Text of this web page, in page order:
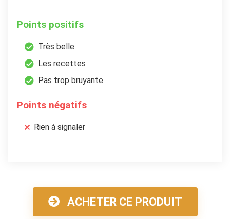
Points positifs
Très belle
Les recettes
Pas trop bruyante
Points négatifs
Rien à signaler
ACHETER CE PRODUIT